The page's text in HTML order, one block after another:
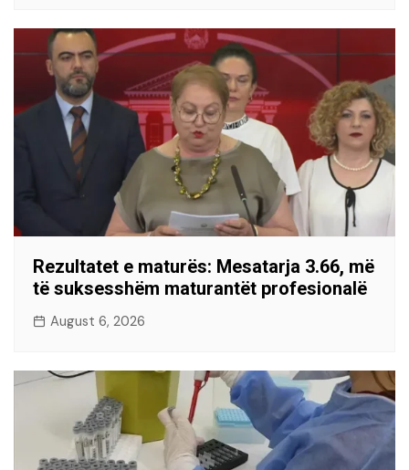
Rezultatet e maturës: Mesatarja 3.66, më
të suksesshëm maturantët profesionalë
August 6, 2026